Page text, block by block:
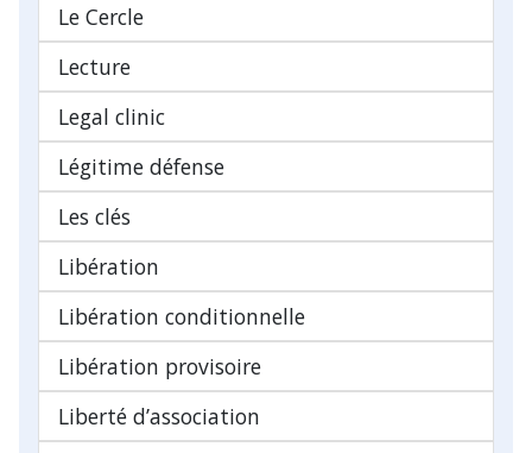
Le Cercle
Lecture
Legal clinic
Légitime défense
Les clés
Libération
Libération conditionnelle
Libération provisoire
Liberté d’association